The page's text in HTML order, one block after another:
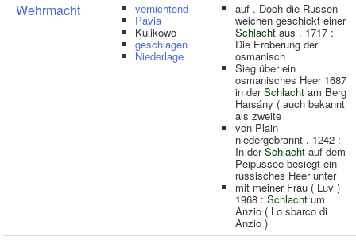
Wehrmacht vernichtend
Pavia
Kulikowo
geschlagen
Niederlage
auf . Doch die Russen
weichen geschickt einer
Schlachtaus . 1717 :
Die Eroberung der
osmanisch
Sieg über ein
osmanisches Heer 1687
in derSchlacht am Berg
Harsány ( auch bekannt
als zweite
von Plain
niedergebrannt . 1242 :
In derSchlacht auf dem
Peipussee besiegt ein
russisches Heer unter
mit meiner Frau ( Luv )
1968 : Schlacht um
Anzio ( Lo sbarco di
Anzio )